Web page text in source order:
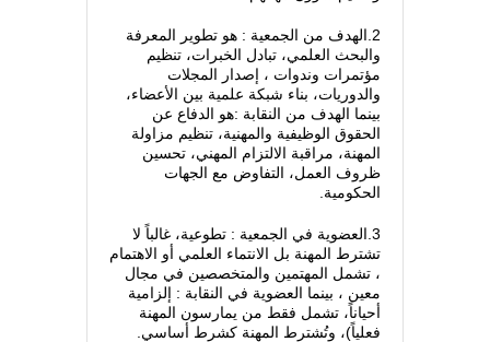
2.الهدف من الجمعية : هو تطوير المعرفة
والبحث العلمي، تبادل الخبرات، تنظيم
مؤتمرات وندوات ، إصدار المجلات
والدوريات، بناء شبكة علمية بين الأعضاء،
بينما الهدف من النقابة :هو الدفاع عن
الحقوق الوظيفية والمهنية، تنظيم مزاولة
المهنة، مراقبة الالتزام المهني، تحسين
ظروف العمل، التفاوض مع الجهات
الحكومية.
3.العضوية في الجمعية : تطوعية، غالباً لا
تشترط المهنة بل الانتماء العلمي أو الاهتمام
، تشمل المهتمين والمتخصصين في مجال
معين ، بينما العضوية في النقابة : إلزامية
أحياناً، تشمل فقط من يمارسون المهنة
فعلياً)، وتُشترط المهنة كشرط أساسي.